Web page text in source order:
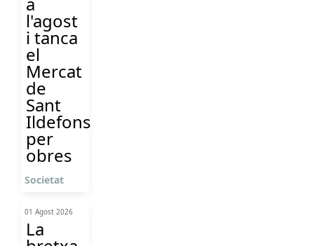
l'agost
i tanca
el
Mercat
de
Sant
Ildefons
per
obres
Societat
01 Agost 2026
La